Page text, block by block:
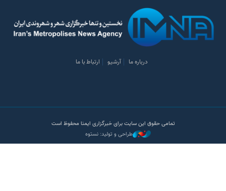
درباره ما آرشیو ارتباط با ما
تمامی حقوق این سایت برای خبرگزاری ایمنا محفوظ است
طراحی و تولید: نستوه